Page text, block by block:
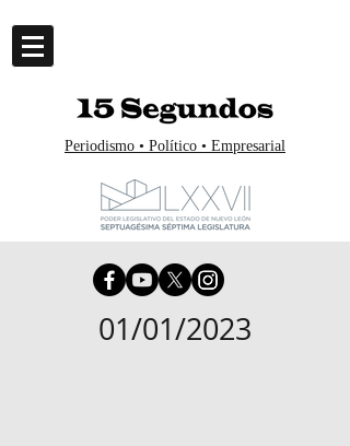
Periodismo • Político • Empresarial
01/01/2023